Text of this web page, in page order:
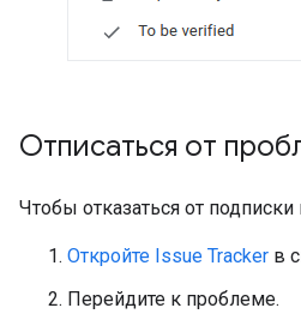
Отписаться от
Чтобы отказаться от
Откройте Issue Tracker в
Перейдите к проблеме.